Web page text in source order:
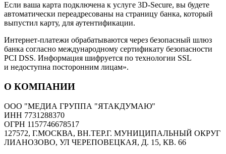
Если ваша карта подключена к услуге 3D-Secure, вы будете
автоматически переадресованы на страницу банка, который
выпустил карту, для аутентификации.
Интернет-платежи обрабатываются через безопасный шлюз
банка согласно международному сертификату безопасности
PCI DSS. Информация шифруется по технологии SSL
и недоступна посторонним лицам».
О КОМПАНИИ
ООО "МЕДИА ГРУППА "ЯТАКДУМАЮ"
ИНН 7731288370
ОГРН 1157746678517
127572, Г.МОСКВА, ВН.ТЕР.Г. МУНИЦИПАЛЬНЫЙ ОКРУГ
ЛИАНОЗОВО, УЛ ЧЕРЕПОВЕЦКАЯ, Д. 15, КВ. 66